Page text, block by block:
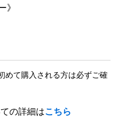
》
めて購入される方は必ずご確
の詳細はこちら